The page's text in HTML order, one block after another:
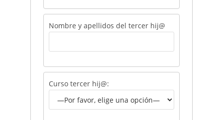
Nombre y apellidos del tercer hij@
Curso tercer hij@: